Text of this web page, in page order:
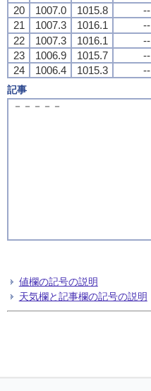
20
1007.0 1015.8 --
21
1007.3 1016.1 --
22
1007.3 1016.1 --
23
1006.9 1015.7 --
24
1006.4 1015.3 --
記事
－－－－－
値欄の記号の説明
天気欄と記事欄の記号の説明